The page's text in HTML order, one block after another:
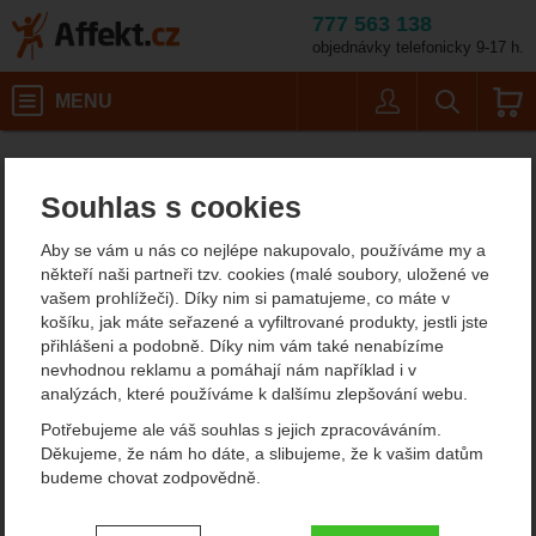
Souhlas s cookies
Aby se vám u nás co nejlépe nakupovalo, používáme my a
někteří naši partneři tzv. cookies (malé soubory, uložené ve
vašem prohlížeči). Díky nim si pamatujeme, co máte v
košíku, jak máte seřazené a vyfiltrované produkty, jestli jste
přihlášeni a podobně. Díky nim vám také nenabízíme
nevhodnou reklamu a pomáhají nám například i v
analýzách, které používáme k dalšímu zlepšování webu.
Potřebujeme ale váš souhlas s jejich zpracováváním.
Děkujeme, že nám ho dáte, a slibujeme, že k vašim datům
budeme chovat zodpovědně.
Nastavení souhlasů s kategoriemi
777 563 138
objednávky telefonicky 9-17 h.
MENU
Singing Rock
Singing Rock Spojka malá
ocel
Fotografie